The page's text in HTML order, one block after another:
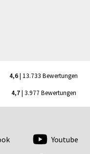
4,6| 13.733 Bewertungen
4,7| 3.977 Bewertungen
Youtube